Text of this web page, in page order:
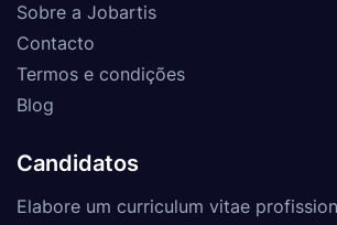
Sobre a Jobartis
Contacto
Termos e condições
Blog
Candidatos
Elabore um curriculum vitae